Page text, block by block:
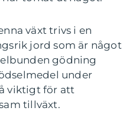
växt trivs i en
jord som är något
gödning
under
viktigt för att
tillväxt.